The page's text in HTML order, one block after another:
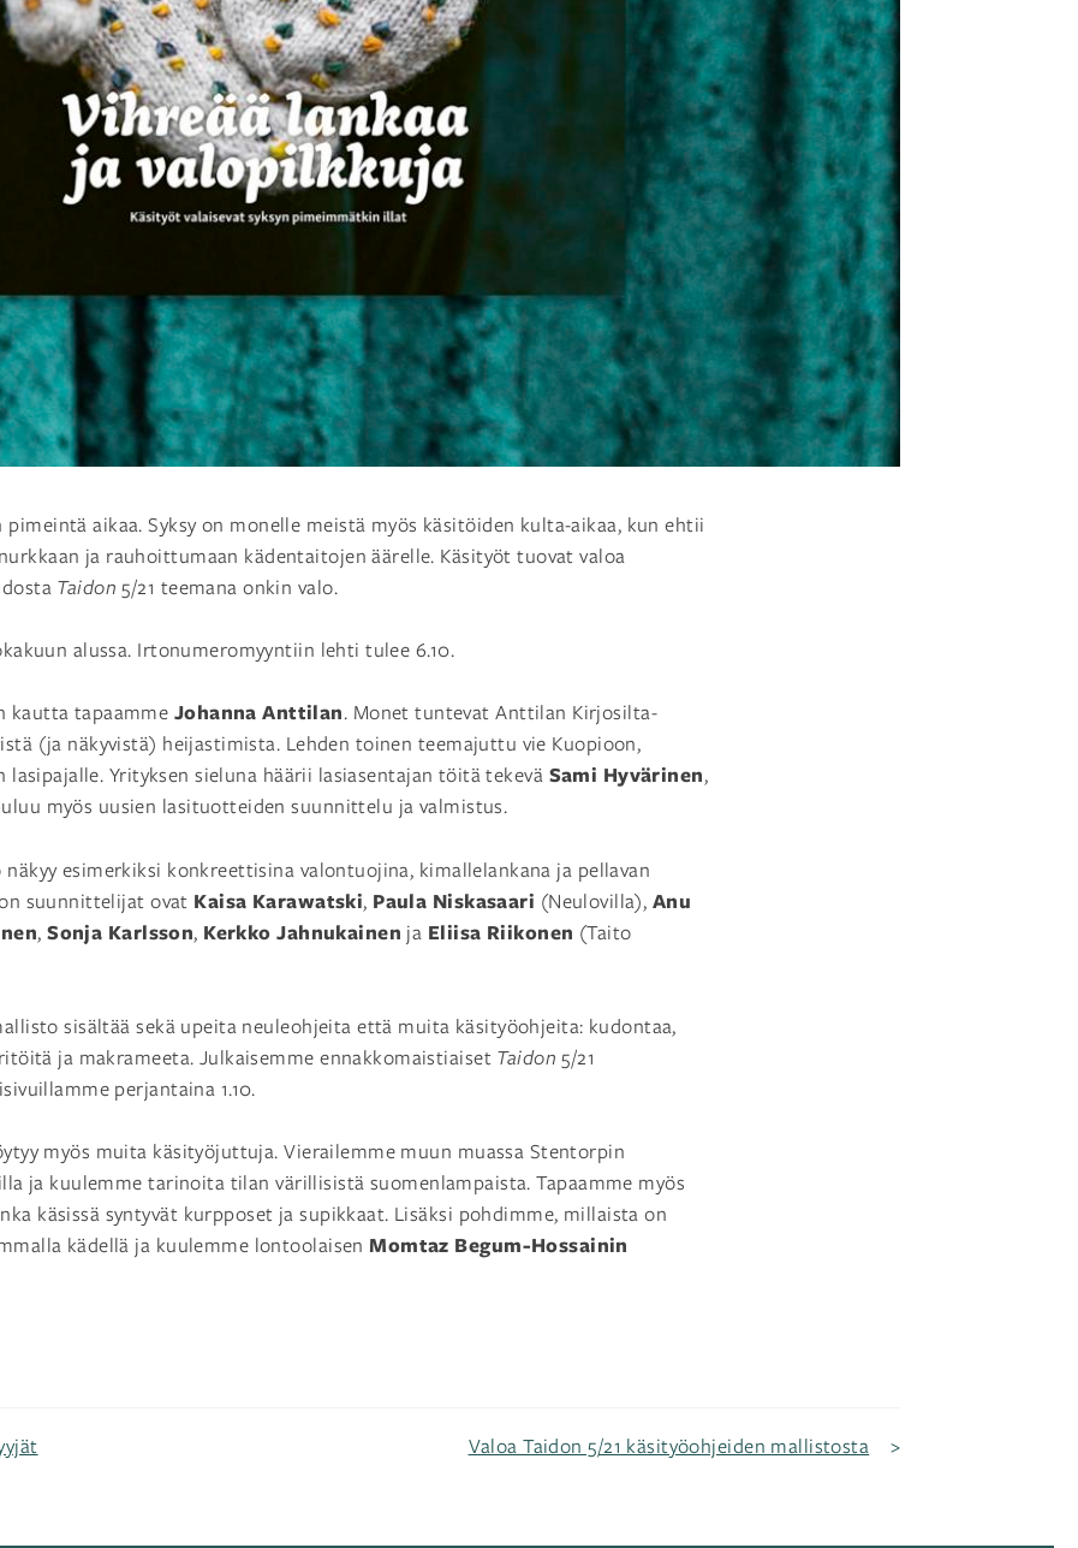
pimeintä aikaa. Syksy on monelle meistä myös käsitöiden kulta-aikaa, kun ehtii
ja rauhoittumaan kädentaitojen äärelle. Käsityöt tuovat valoa
Taidon 5/21 teemana onkin valo.
alussa. Irtonumeromyyntiin lehti tulee 6.10.
kautta tapaamme Johanna Anttilan. Monet tuntevat Anttilan Kirjosilta-
(ja näkyvistä) heijastimista. Lehden toinen teemajuttu vie Kuopioon,
lasipajalle. Yrityksen sieluna häärii lasiasentajan töitä tekevä Sami Hyvärinen,
myös uusien lasituotteiden suunnittelu ja valmistus.
näkyy esimerkiksi konkreettisina valontuojina, kimallelankana ja pellavan
suunnittelijat ovat Kaisa Karawatski, Paula Niskasaari (Neulovilla), Anu
,Sonja Karlsson, Kerkko Jahnukainen ja Eliisa Riikonen (Taito
sisältää sekä upeita neuleohjeita että muita käsityöohjeita: kudontaa,
ja makrameeta. Julkaisemme ennakkomaistiaiset Taidon5/21
perjantaina 1.10.
myös muita käsityöjuttuja. Vierailemme muun muassa Stentorpin
ja kuulemme tarinoita tilan värillisistä suomenlampaista. Tapaamme myös
käsissä syntyvät kurpposet ja supikkaat. Lisäksi pohdimme, millaista on
kädellä ja kuulemme lontoolaisen Momtaz Begum-Hossainin
Valoa Taidon 5/21 käsityöohjeiden mallistosta